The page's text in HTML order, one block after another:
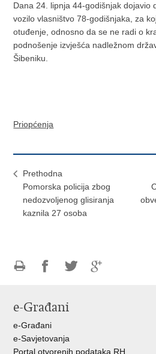
Dana 24. lipnja 44-godišnjak dojavio
vozilo vlasništvo 78-godišnjaka, za
otuđenje, odnosno da se ne radi o
podnošenje izvješća nadležnom
Šibeniku.
Priopćenja
Prethodna
Pomorska policija zbog
nedozvoljenog glisiranja
kaznila 27 osoba
FacebookuTwitteru
e-Građani
e-Građani
e-Savjetovanja
Portal otvorenih podataka RH